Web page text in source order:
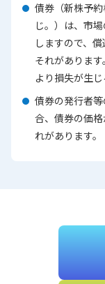
債券（新株予
じ。）は、市
しますので、
それがありま
より損失が生じ
債券の発行者
合、債券の価
れがあります。